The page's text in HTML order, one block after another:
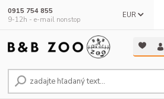
EUR
0915 754 855
9-12h - e-mail nonstop